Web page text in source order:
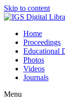
Skip to content
Home
Proceedings
Educational
Photos
Videos
Journals
Menu